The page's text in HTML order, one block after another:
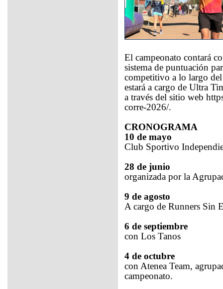
El campeonato contará
sistema de puntuación
competitivo a lo largo del
estará a cargo de Ultra
a través del sitio web
corre-2026/.
CRONOGRAMA
10 de mayo
Club Sportivo
28 de junio
organizada por la
9 de agosto
A cargo de Runners Sin
6 de septiembre
con Los Tanos
4 de octubre
con Atenea Team,
campeonato.